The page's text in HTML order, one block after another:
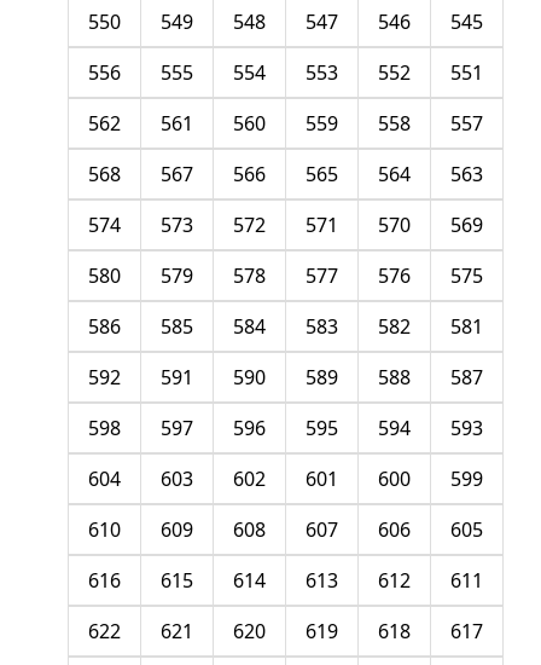
545
546
547
548
549
550
551
552
553
554
555
556
557
558
559
560
561
562
563
564
565
566
567
568
569
570
571
572
573
574
575
576
577
578
579
580
581
582
583
584
585
586
587
588
589
590
591
592
593
594
595
596
597
598
599
600
601
602
603
604
605
606
607
608
609
610
611
612
613
614
615
616
617
618
619
620
621
622